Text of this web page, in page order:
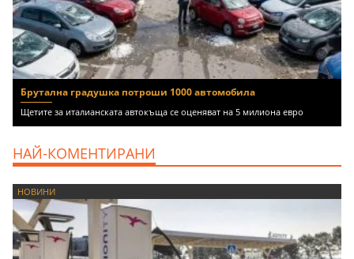
Брутална градушка потроши 1000 автомобила
Щетите за италианската автокъща се оценяват на 5 милиона евро
НАЙ-КОМЕНТИРАНИ
НОВИНИ